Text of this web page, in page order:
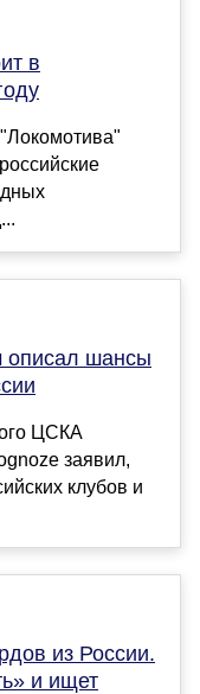
в
описал шансы
ЦСКА
заявил,
клубов и
из России.
и ищет